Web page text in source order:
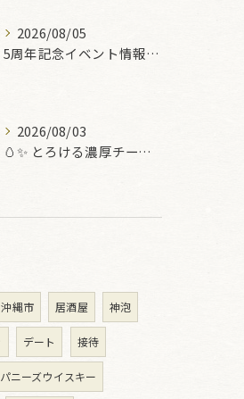
2026/08/05
5周年記念イベント情報 第一弾
2026/08/03
🥚✨ とろける濃厚チーズプリン ✨🥚
沖縄市 居酒屋 神泡
デート 接待
ニーズウイスキー